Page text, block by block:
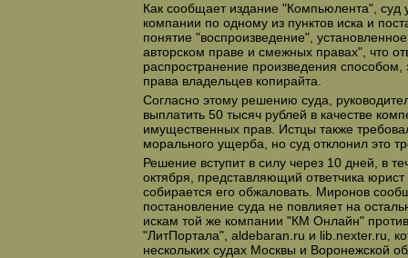
Как сообщает издание "Компьюлента", суд
компании по одному из пунктов иска и
понятие "воспроизведение",
авторском праве и смежных правах", что
распространение произведения
права владельцев копирайта.
Согласно этому решению суда,
выплатить 50 тысяч рублей в качестве
имущественных прав. Истцы также
морального ущерба, но суд отклонил это
Решение вступит в силу через 10 дней, в
октября, представляющий ответчика
собирается его обжаловать. Миронов
постановление суда не повлияет на
искам той же компании "КМ Онлайн"
"ЛитПортала", aldebaran.ru и lib.nexter.ru,
нескольких судах Москвы и Воронежской